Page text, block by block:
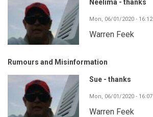
Neelima - thanks
Mon, 06/01/2020 - 16:12
Warren Feek
Rumours and Misinformation
Sue - thanks
Mon, 06/01/2020 - 16:07
Warren Feek